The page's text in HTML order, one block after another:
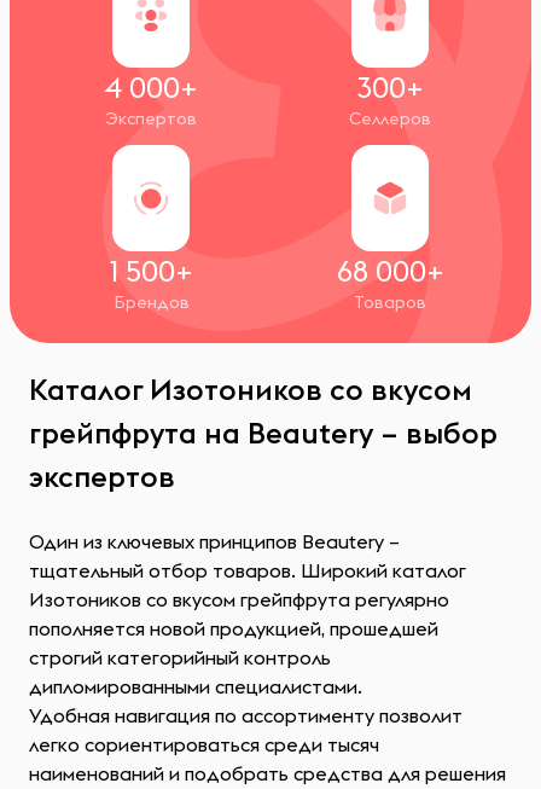
4 000+
Экспертов
300+
Селлеров
1 500+
Брендов
68 000+
Товаров
Каталог Изотоников со вкусом
грейпфрута на Beautery – выбор
экспертов
Один из ключевых принципов Beautery –
тщательный отбор товаров. Широкий каталог
Изотоников со вкусом грейпфрута регулярно
пополняется новой продукцией, прошедшей
строгий категорийный контроль
дипломированными специалистами.
Удобная навигация по ассортименту позволит
легко сориентироваться среди тысяч
наименований и подобрать средства для решения